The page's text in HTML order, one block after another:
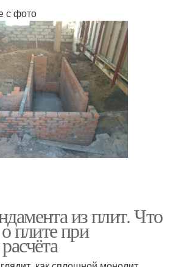
с фото
из плит. Что
плите при